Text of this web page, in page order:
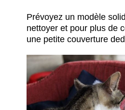
Prévoyez un modèle
nettoyer et pour plus de
une petite couverture